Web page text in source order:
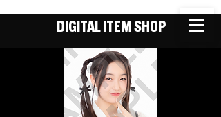
DIGITAL ITEM SHOP